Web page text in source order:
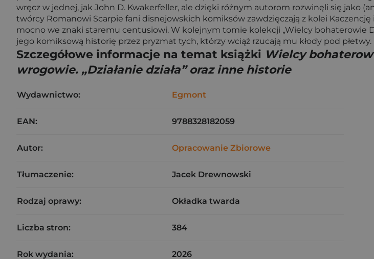
wręcz w jednej, jak John D. Kwakerfeller, ale dzięki różnym autorom rozwinęli się jako
twórcy Romanowi Scarpie fani disnejowskich komiksów zawdzięczają z kolei
mocno we znaki staremu centusiowi. W kolejnym tomie kolekcji „Wielcy bohaterowie
jego komiksową historię przez pryzmat tych, którzy wciąż rzucają mu kłody pod płetwy.
Szczegółowe informacje na temat książki Wielcy
wrogowie. „Działanie działa” oraz inne historie
Wydawnictwo: Egmont
EAN: 9788328182059
Autor: Opracowanie Zbiorowe
Tłumaczenie: Jacek Drewnowski
Rodzaj oprawy: Okładka twarda
Liczba stron: 384
Rok wydania: 2026